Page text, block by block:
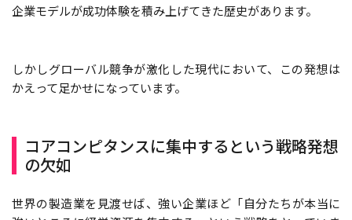
企業モデルが成功体験を積み上げてきた歴史があります。
しかしグローバル競争が激化した現代において、この発想は
かえって足かせになっています。
コアコンピタンスに集中するという戦略発想
の欠如
世界の製造業を見渡せば、強い企業ほど「自分たちが本当に